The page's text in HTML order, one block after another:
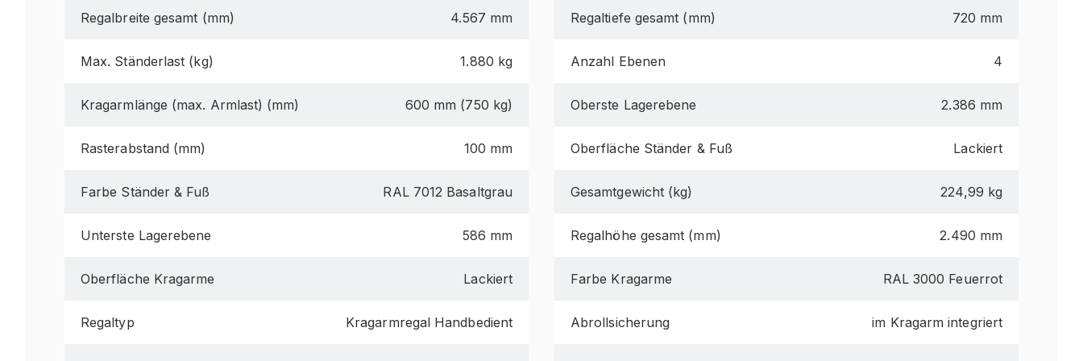
Regalbreite gesamt (mm) 4.567 mm Regaltiefe gesamt (mm) 720 mm
Max. Ständerlast (kg) 1.880 kg Anzahl Ebenen 4
Kragarmlänge (max. Armlast) (mm) 600 mm (750 kg) Oberste Lagerebene 2.386 mm
Rasterabstand (mm) 100 mm Oberfläche Ständer & Fuß Lackiert
Farbe Ständer & Fuß RAL 7012 Basaltgrau Gesamtgewicht (kg) 224,99 kg
Unterste Lagerebene 586 mm Regalhöhe gesamt (mm) 2.490 mm
Oberfläche Kragarme Lackiert Farbe Kragarme RAL 3000 Feuerrot
Regaltyp Kragarmregal Handbedient Abrollsicherung im Kragarm integriert